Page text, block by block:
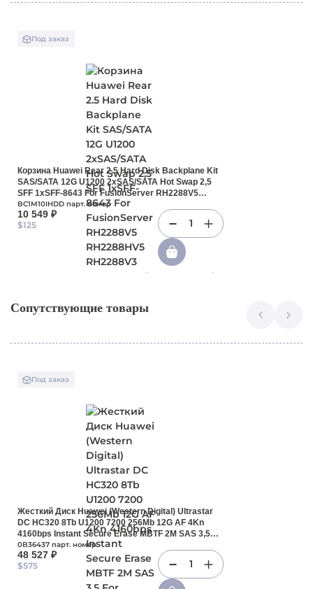
Под заказ
Корзина Huawei Rear 2.5 Hard Disk Backplane Kit
SAS/SATA 12G U1200 2xSAS/SATA Hot Swap 2,5
SFF 1xSFF-8643 For FusionServer RH2288V5
RH2288HV5 RH2288V3 RH2288HV3(BC1M10IHDD)
BC1M10IHDD парт. номер
10 549 ₽
$125 1
Сопутствующие товары
Под заказ
Жесткий Диск Huawei (Western Digital) Ultrastar
DC HC320 8Tb U1200 7200 256Mb 12G AF 4Kn
4160bps Instant Secure Erase MBTF 2M SAS 3,5
For OceanStor 5300V5 5300V3 5500V5 5500V3
5600V5 5600V3 5800V5 5800V3 6800V5 6800V3
6900V5 6900V3(0B36437)
0B36437 парт. номер
48 527 ₽
$575 1